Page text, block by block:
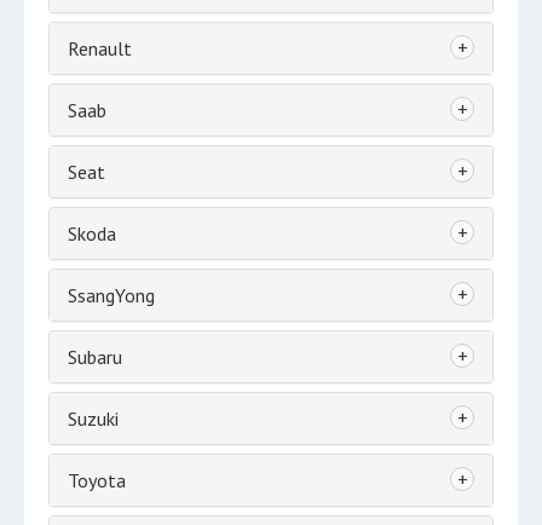
Renault +
Saab +
Seat +
Skoda +
SsangYong +
Subaru +
Suzuki +
Toyota +